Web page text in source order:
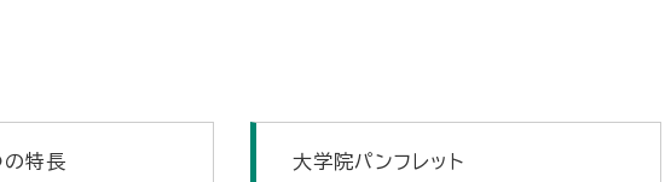
特長 大学院パンフレット